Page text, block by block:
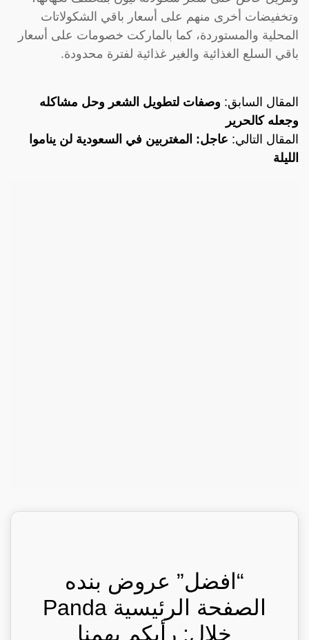
وتخفيضات أخرى منهم على أسعار باقي الشكولاتات
المحلية والمستوردة، كما بالماركت خصومات على أسعار
باقي السلع الغذائية والغير غذائية لفترة محدودة.
المقال السابق: وصفات لتطويل الشعر وحل مشاكله
وجعله كالحرير
المقال التالي: عاجل: المغتربين في السعودية لن يناموا
الليلة
“افضل” عروض بنده
الصفحة الرئيسية Panda
خلال: رأيكم يهمنا